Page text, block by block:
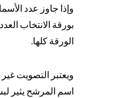
وإذا جاوز عدد
بورقة الانتخاب
الورقة كلها.
ويعتبر التصويت
اسم المرشح يثير